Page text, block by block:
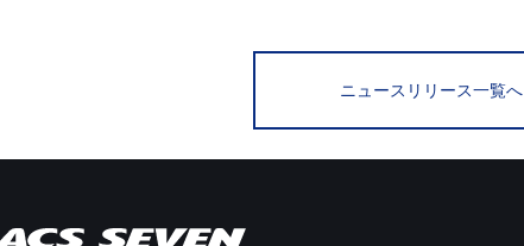
ニュースリリース一覧へ